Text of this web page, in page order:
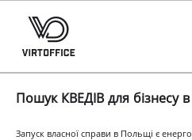
Пошук КВЕДІВ для бізнесу
Запуск власної справи в Польщі є